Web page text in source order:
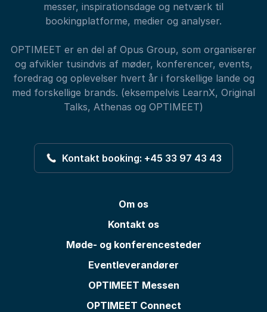
messer, inspirationsdage og netværk til
bookingplatforme, medier og analyser.
OPTIMEET er en del af Opus Group, som organiserer
og afvikler tusindvis af møder, konferencer, events,
foredrag og oplevelser hvert år i forskellige lande og
med forskellige brands. (eksempelvis LearnX, Original
Talks, Athenas og OPTIMEET)
Kontakt booking: +45 33 97 43 43
Om os
Kontakt os
Møde- og konferencesteder
Eventleverandører
OPTIMEET Messen
OPTIMEET Connect